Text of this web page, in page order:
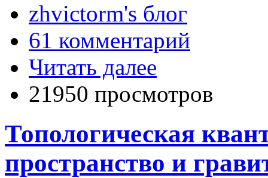
zhvictorm's блог
61 комментарий
Читать далее
21950 просмотров
Топологическая
пространство и